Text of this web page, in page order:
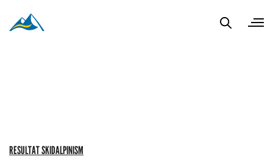
RESULTAT SKIDALPINISM